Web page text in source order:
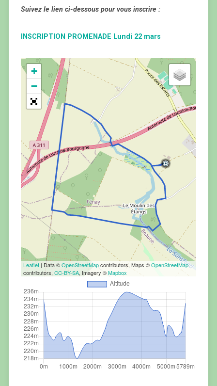
Suivez le lien ci-dessous pour vous inscrire :
INSCRIPTION PROMENADE Lundi 22 mars
+
−
Leaflet| Data ©OpenStreetMapcontributors, Maps ©OpenStreetMap
contributors, CC-BY-SA, Imagery ©Mapbox